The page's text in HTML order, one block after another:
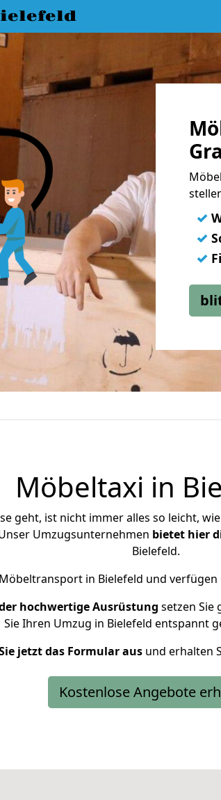
✓
✓
✓
Möbeltaxi in
geht, ist nicht immer alles so leicht,
Umzugsunternehmen bietet hier
Bielefeld.
in Bielefeld und
hochwertige Ausrüstung setzen Sie
Sie Ihren Umzug in Bielefeld entspannt
jetzt das Formular ausund erhalten
Kostenlose Angebote